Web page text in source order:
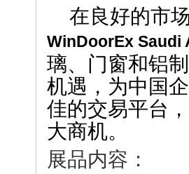
在良好的市
WinDoorEx Saudi
璃、门窗和铝
机遇，为中国
佳的交易平台
大商机。
展品内容：